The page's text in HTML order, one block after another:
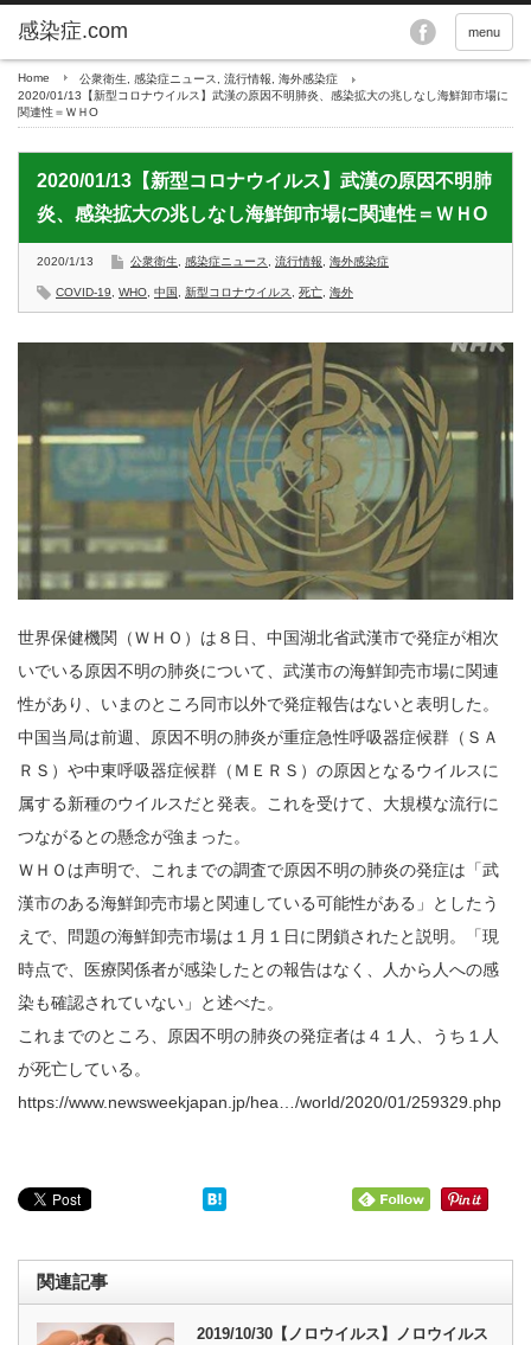
menu
Home 公衆衛生 感染症ニュース 流行情報
海外感染症
2020/01/13【新型コロナウイルス】武漢の原因不明肺炎、感染拡大の兆しなし海鮮卸市場に
関連性＝ＷＨO
2020/01/13【新型コロナウイルス】武漢の原因不明肺
炎、感染拡大の兆しなし海鮮卸市場に関連性＝ＷＨO
2020/1/13 公衆衛生 感染症ニュース 流行情報 海外感染症
COVID-19 WHO 中国 新型コロナウイルス 死亡 海外
世界保健機関（ＷＨＯ）は８日、中国湖北省武漢市で発症が相次
いでいる原因不明の肺炎について、武漢市の海鮮卸売市場に関連
性があり、いまのところ同市以外で発症報告はないと表明した。
中国当局は前週、原因不明の肺炎が重症急性呼吸器症候群（ＳＡ
ＲＳ）や中東呼吸器症候群（ＭＥＲＳ）の原因となるウイルスに
属する新種のウイルスだと発表。これを受けて、大規模な流行に
つながるとの懸念が強まった。
ＷＨＯは声明で、これまでの調査で原因不明の肺炎の発症は「武
漢市のある海鮮卸売市場と関連している可能性がある」としたう
えで、問題の海鮮卸売市場は１月１日に閉鎖されたと説明。「現
時点で、医療関係者が感染したとの報告はなく、人から人への感
染も確認されていない」と述べた。
これまでのところ、原因不明の肺炎の発症者は４１人、うち１人
が死亡している。
https://www.newsweekjapan.jp/hea…/world/2020/01/259329.php
関連記事
2019/10/30【ノロウイルス】ノロウイルス